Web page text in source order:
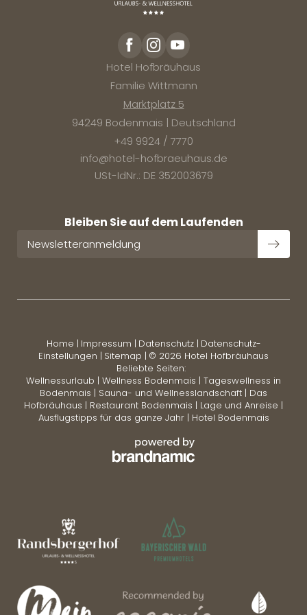
TAGESWELLNESS
LAST MINUTE
AKTIV IM BAYERISCHEN WALD
Hotel Hofbräuhaus
Familie Wittmann
Marktplatz 5
94249 Bodenmais | Deutschland
+49 9924 / 7770
info@hotel-hofbraeuhaus.de
USt-IdNr.: DE 352003679
Bleiben Sie auf dem Laufenden
Newsletteranmeldung
Home | Impressum | Datenschutz | Datenschutz-
Einstellungen | Sitemap | © 2026 Hotel Hofbräuhaus
Beliebte Seiten:
Wellnessurlaub | Wellness Bodenmais | Tageswellness in
Bodenmais | Sauna- und Wellnesslandschaft | Das
Hofbräuhaus | Restaurant Bodenmais | Lage und Anreise |
Ausflugstipps für das ganze Jahr | Hotel Bodenmais
* Pflichtfelder
JETZT ANMELDEN
Wonach suchen Sie?